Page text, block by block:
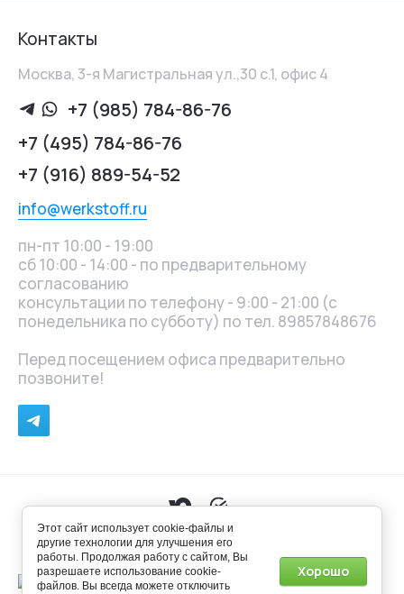
Контакты
Москва, 3-я Магистральная ул.,30 с.1, офис 4
+7 (985) 784-86-76
+7 (495) 784-86-76
+7 (916) 889-54-52
info@werkstoff.ru
пн-пт 10:00 - 19:00
сб 10:00 - 14:00 - по предварительному
согласованию
консультации по телефону - 9:00 - 21:00 (с
понедельника по субботу) по тел. 89857848676
Перед посещением офиса предварительно
позвоните!
Не является публичной офертой. © ООО Веркштоф,
2025
Этот сайт использует cookie-файлы и
другие технологии для улучшения его
работы. Продолжая работу с сайтом, Вы
разрешаете использование cookie-
файлов. Вы всегда можете отключить
Хорошо